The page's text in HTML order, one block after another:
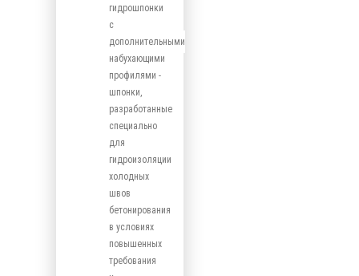
гидрошпонки
с
дополнительными
набухающими
профилями -
шпонки,
разработанные
специально
для
гидроизоляции
холодных
швов
бетонирования
в условиях
повышенных
требования